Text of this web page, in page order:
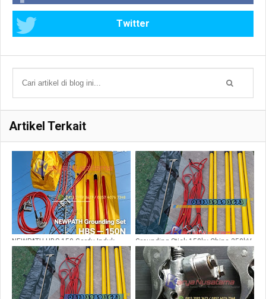
Twitter
Artikel Terkait
NEWPATH HBS-150 Gardu Induk
Lengkap COO
Grounding Stick 150kv China 350kV
LLC 6,5cm